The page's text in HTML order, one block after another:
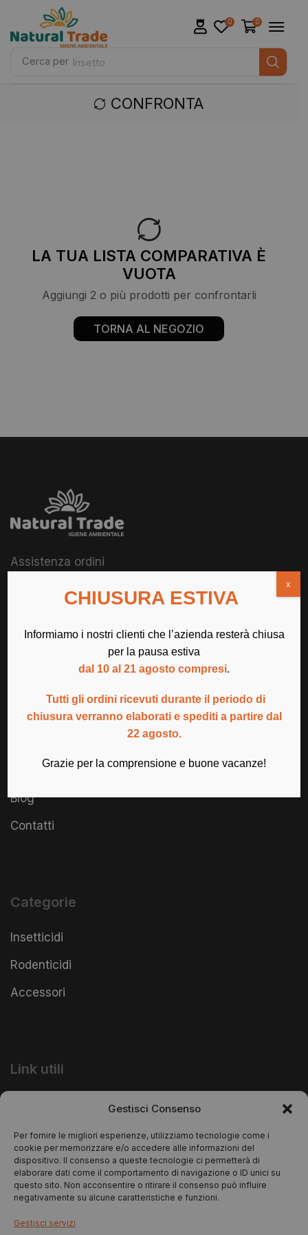
Gestisci Consenso
Per fornire le migliori esperienze, utilizziamo tecnologie come i
cookie per memorizzare e/o accedere alle informazioni del
dispositivo. Il consenso a queste tecnologie ci permetterà di
elaborare dati come il comportamento di navigazione o ID unici su
questo sito. Non acconsentire o ritirare il consenso può influire
negativamente su alcune caratteristiche e funzioni.
Gestisci servizi
Cerca per Insetto
0 0
CONFRONTA
LA TUA LISTA COMPARATIVA È
VUOTA
Aggiungi 2 o più prodotti per confrontarli
TORNA AL NEGOZIO
Assistenza ordini
Azienda
Condizioni di vendita
Blog
Contatti
Categorie
Insetticidi
Rodenticidi
Accessori
Link utili
Informativa Privacy
Informativa Cookie
CHIUSURA ESTIVA
Informiamo i nostri clienti che l’azienda resterà chiusa
per la pausa estiva
dal 10 al 21 agosto compresi.
Tutti gli ordini ricevuti durante il periodo di
chiusura verranno elaborati e spediti a partire dal
22 agosto.
Grazie per la comprensione e buone vacanze!
x